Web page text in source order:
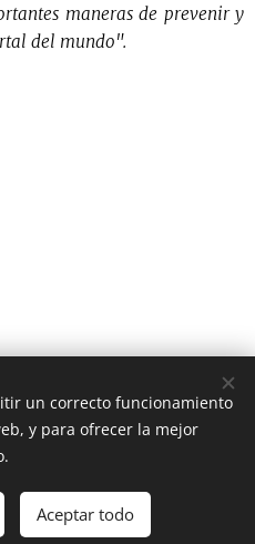
maneras de prevenir y
del mundo".
News
estabas esperando
un correcto funcionamiento
y para ofrecer la mejor
Aceptar todo